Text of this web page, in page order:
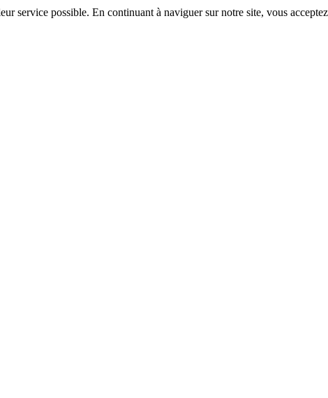
service possible. En continuant à naviguer sur notre site, vous